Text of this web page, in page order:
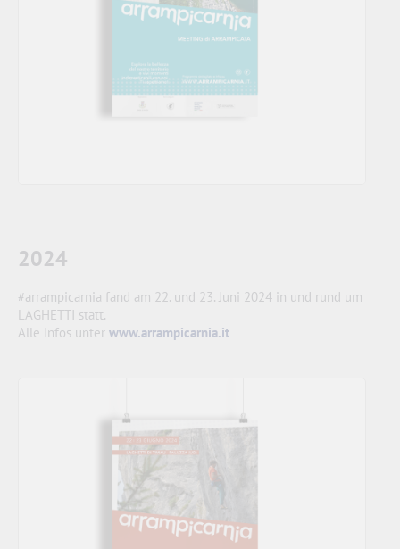
2024
#arrampicarnia fand am 22. und 23. Juni 2024 in und rund um
LAGHETTI statt.
Alle Infos unter www.arrampicarnia.it